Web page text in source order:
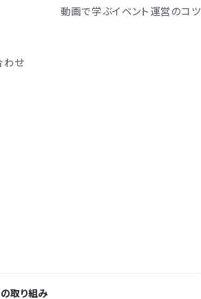
わせ
動画で学ぶイベント運営のコツ
取り組み